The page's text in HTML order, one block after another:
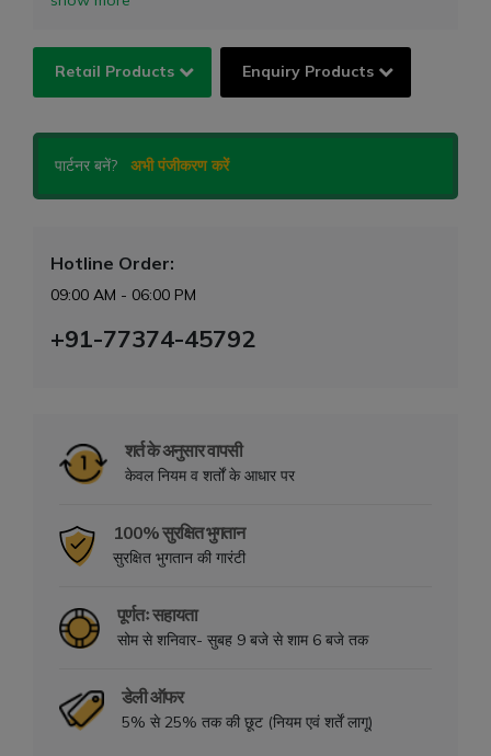
Retail Products Enquiry Products
पार्टनर बनें? अभी पंजीकरण करें
Hotline Order:
09:00 AM - 06:00 PM
+91-77374-45792
शर्त के अनुसार वापसी
केवल नियम व शर्तों के आधार पर
100% सुरक्षित भुगतान
सुरक्षित भुगतान की गारंटी
पूर्णतः सहायता
सोम से शनिवार- सुबह 9 बजे से शाम 6 बजे तक
डेली ऑफर
5% से 25% तक की छूट (नियम एवं शर्तें लागू)